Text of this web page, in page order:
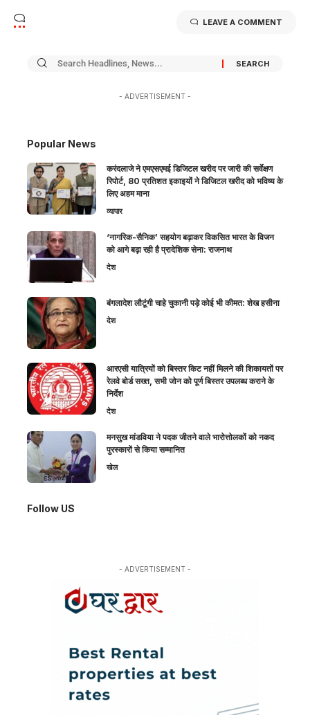
LEAVE A COMMENT
- ADVERTISEMENT -
Popular News
करंदलाजे ने एमएसएमई डिजिटल खरीद पर जारी की सर्वेक्षण
रिपोर्ट, 80 प्रतिशत इकाइयों ने डिजिटल खरीद को भविष्य के
लिए अहम माना
व्यापार
‘नागरिक-सैनिक’ सहयोग बढ़ाकर विकसित भारत के विजन
को आगे बढ़ा रही है प्रादेशिक सेना: राजनाथ
देश
बंगलादेश लौटूंगी चाहे चुकानी पड़े कोई भी कीमत: शेख हसीना
देश
आरएसी यात्रियों को बिस्तर किट नहीं मिलने की शिकायतों पर
रेलवे बोर्ड सख्त, सभी जोन को पूर्ण बिस्तर उपलब्ध कराने के
निर्देश
देश
मनसुख मांडविया ने पदक जीतने वाले भारोत्तोलकों को नकद
पुरस्कारों से किया सम्मानित
खेल
Follow US
- ADVERTISEMENT -